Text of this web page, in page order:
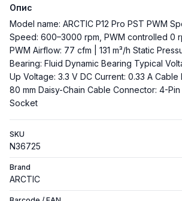
Опис
Model name: ARCTIC P12 Pro PST PWM
Speed: 600–3000 rpm, PWM controlled 0
PWM Airflow: 77 cfm | 131 m³/h Static
Bearing: Fluid Dynamic Bearing Typical
Up Voltage: 3.3 V DC Current: 0.33 A Cable
80 mm Daisy-Chain Cable Connector: 4-
Socket
SKU
N36725
Brand
ARCTIC